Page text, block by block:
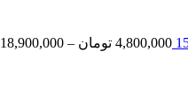
4,800,000 تومان –
18,900,000